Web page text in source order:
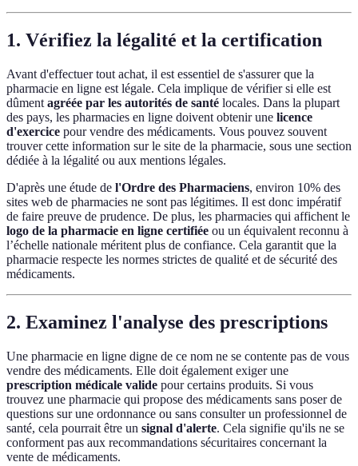
1. Vérifiez la légalité et la certification
Avant d'effectuer tout achat, il est essentiel de s'assurer que la
pharmacie en ligne est légale. Cela implique de vérifier si elle est
dûment agréée par les autorités de santé locales. Dans la plupart
des pays, les pharmacies en ligne doivent obtenir une licence
d'exercice pour vendre des médicaments. Vous pouvez souvent
trouver cette information sur le site de la pharmacie, sous une section
dédiée à la légalité ou aux mentions légales.
D'après une étude de l'Ordre des Pharmaciens, environ 10% des
sites web de pharmacies ne sont pas légitimes. Il est donc impératif
de faire preuve de prudence. De plus, les pharmacies qui affichent le
logo de la pharmacie en ligne certifiée ou un équivalent reconnu à
l’échelle nationale méritent plus de confiance. Cela garantit que la
pharmacie respecte les normes strictes de qualité et de sécurité des
médicaments.
2. Examinez l'analyse des prescriptions
Une pharmacie en ligne digne de ce nom ne se contente pas de vous
vendre des médicaments. Elle doit également exiger une
prescription médicale valide pour certains produits. Si vous
trouvez une pharmacie qui propose des médicaments sans poser de
questions sur une ordonnance ou sans consulter un professionnel de
santé, cela pourrait être un signal d'alerte. Cela signifie qu'ils ne se
conforment pas aux recommandations sécuritaires concernant la
vente de médicaments.